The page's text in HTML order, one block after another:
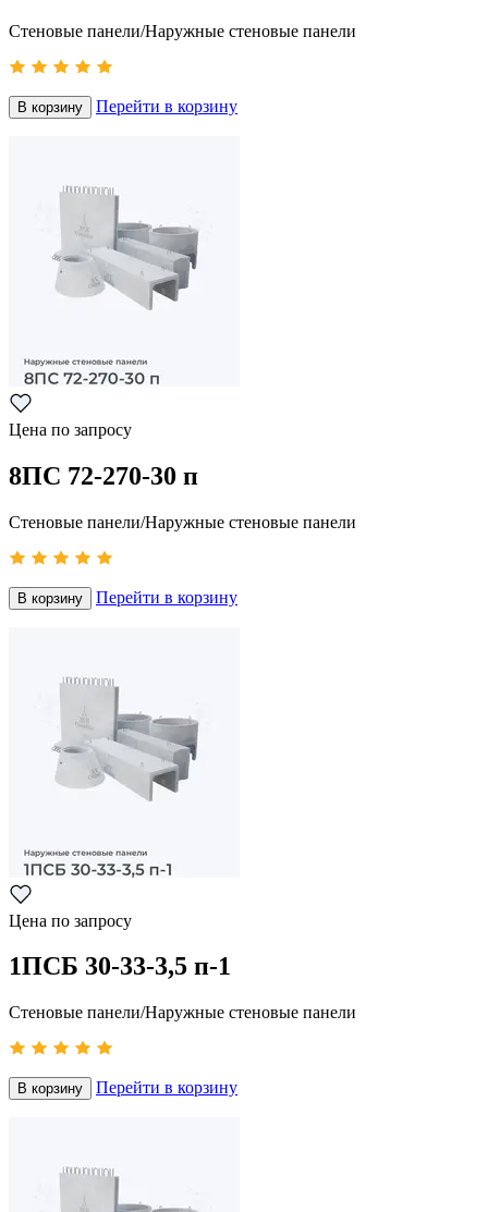
Стеновые панели/Наружные стеновые панели
В корзину Перейти в корзину
Цена по запросу
8ПС 72-270-30 п
Стеновые панели/Наружные стеновые панели
В корзину Перейти в корзину
Цена по запросу
1ПСБ 30-33-3,5 п-1
Стеновые панели/Наружные стеновые панели
В корзину Перейти в корзину